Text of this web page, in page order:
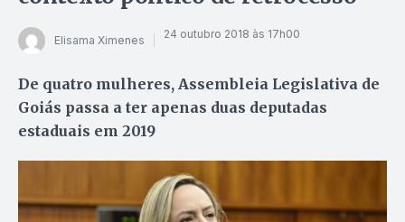
Elisama Ximenes 24 outubro 2018 às 17h00
De quatro mulheres, Assembleia Legislativa de
Goiás passa a ter apenas duas deputadas
estaduais em 2019